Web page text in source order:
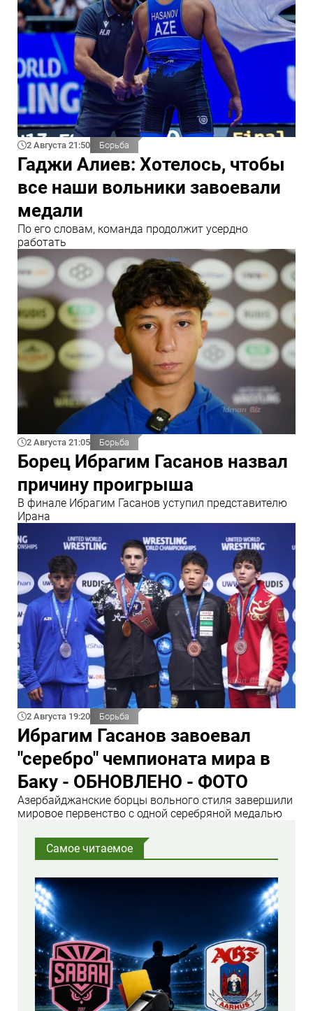
2 Августа 21:50 Борьба
Гаджи Алиев: Хотелось, чтобы
все наши вольники завоевали
медали
По его словам, команда продолжит усердно
работать
2 Августа 21:05 Борьба
Борец Ибрагим Гасанов назвал
причину проигрыша
В финале Ибрагим Гасанов уступил представителю
Ирана
2 Августа 19:20 Борьба
Ибрагим Гасанов завоевал
"серебро" чемпионата мира в
Баку - ОБНОВЛЕНО - ФОТО
Азербайджанские борцы вольного стиля завершили
мировое первенство с одной серебряной медалью
Самое читаемое